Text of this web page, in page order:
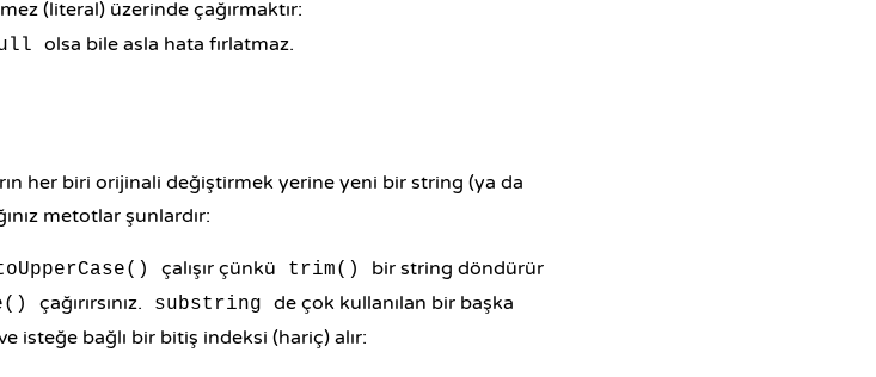
(literal) üzerinde çağırmaktır:
olsa bile asla hata fırlatmaz.
her biri orijinali değiştirmek yerine yeni bir string (ya da
metotlar şunlardır:
çalışır çünkü trim()
bir string döndürür
çağırırsınız. substring
de çok kullanılan bir başka
isteğe bağlı bir bitiş indeksi (hariç) alır: